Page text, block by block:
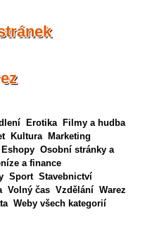
Erotika
Filmy a hudba
Kultura
Marketing
Osobní stránky a
a finance
Sport Stavebnictví
Volný čas Vzdělání Warez
Weby všech kategorií